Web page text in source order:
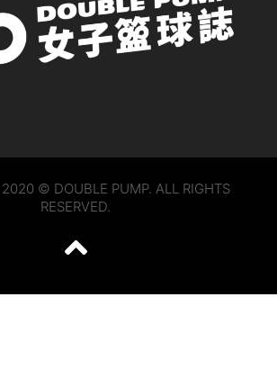
2020 © DOUBLE PUMP. ALL RIGHTS
RESERVED.